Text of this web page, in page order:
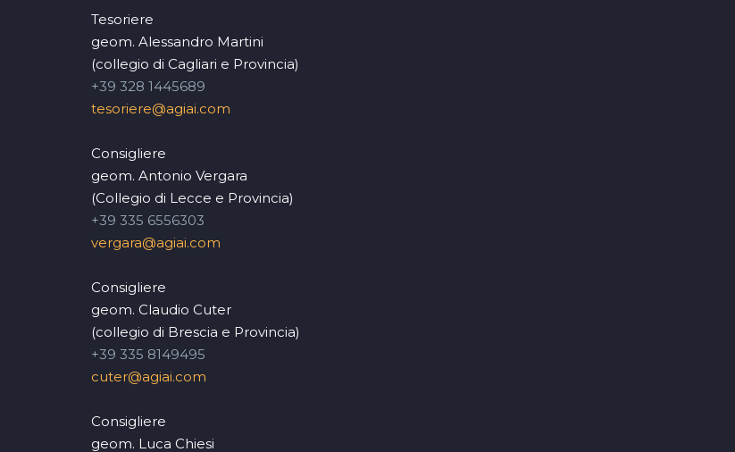
Tesoriere
geom. Alessandro Martini
(collegio di Cagliari e Provincia)
+39 328 1445689
tesoriere@agiai.com
Consigliere
geom. Antonio Vergara
(Collegio di Lecce e Provincia)
+39 335 6556303
vergara@agiai.com
Consigliere
geom. Claudio Cuter
(collegio di Brescia e Provincia)
+39 335 8149495
cuter@agiai.com
Consigliere
geom. Luca Chiesi